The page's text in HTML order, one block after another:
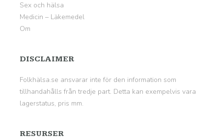
Sex och hälsa
Medicin – Läkemedel
Om
DISCLAIMER
Folkhälsa.se ansvarar inte för den information som
tillhandahålls från tredje part. Detta kan exempelvis vara
lagerstatus, pris mm.
RESURSER